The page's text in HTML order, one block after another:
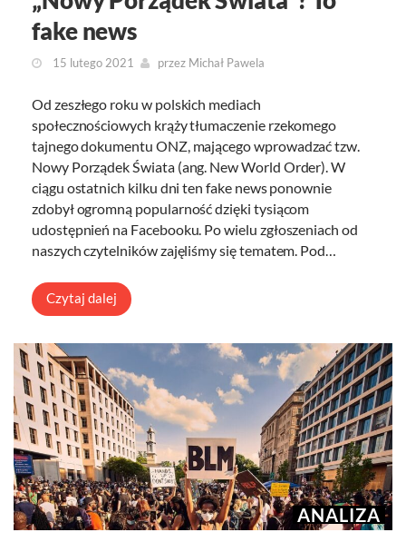
fake news
15 lutego 2021 przez Michał Pawela
Od zeszłego roku w polskich mediach
społecznościowych krąży tłumaczenie rzekomego
tajnego dokumentu ONZ, mającego wprowadzać tzw.
Nowy Porządek Świata (ang. New World Order). W
ciągu ostatnich kilku dni ten fake news ponownie
zdobył ogromną popularność dzięki tysiącom
udostępnień na Facebooku. Po wielu zgłoszeniach od
naszych czytelników zajęliśmy się tematem. Pod…
Czytaj dalej
ANALIZA